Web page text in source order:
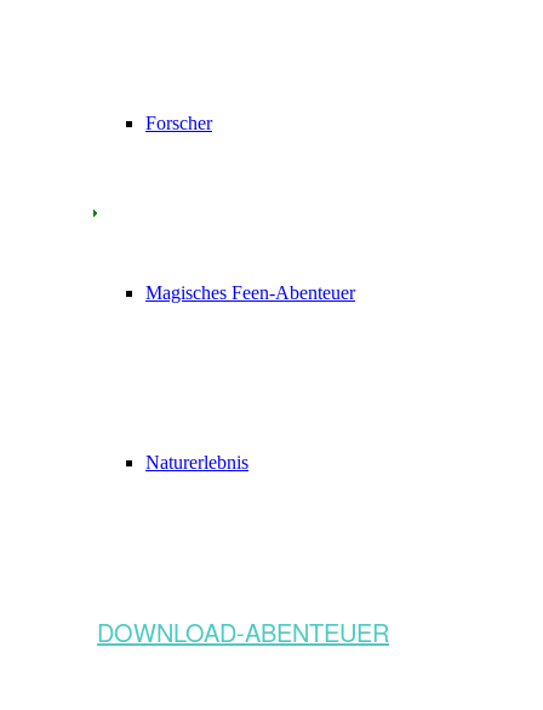
Forscher
Magisches Feen-Abenteuer
Naturerlebnis
DOWNLOAD-ABENTEUER